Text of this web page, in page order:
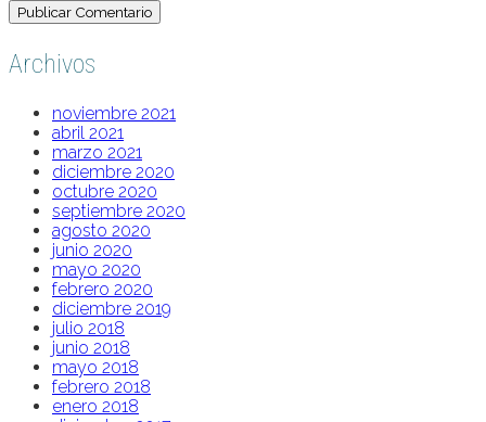
Archivos
noviembre 2021
abril 2021
marzo 2021
diciembre 2020
octubre 2020
septiembre 2020
agosto 2020
junio 2020
mayo 2020
febrero 2020
diciembre 2019
julio 2018
junio 2018
mayo 2018
febrero 2018
enero 2018